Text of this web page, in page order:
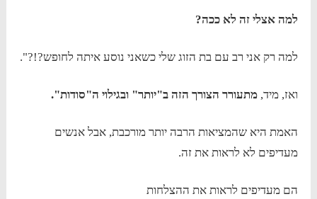
למה אצלי זה לא ככה?
למה רק אני רב עם בת הזוג שלי כשאני נוסע איתה לחופש?!?".
ואז, מיד,מתעורר הצורך הזה ב"יותר" ובגילוי ה"סודות".
האמת היא שהמציאות הרבה יותר מורכבת, אבל אנשים
מעדיפים לא לראות את זה.
הם מעדיפים לראות את ההצלחות